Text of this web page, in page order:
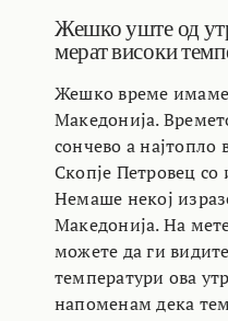
Жешко уште од
мерат високи
Жешко време имаме
Македонија.
сончево а
Скопје Петровец
Немаше некој
Македонија. На
можете да ги
температури ова
напоменам дека